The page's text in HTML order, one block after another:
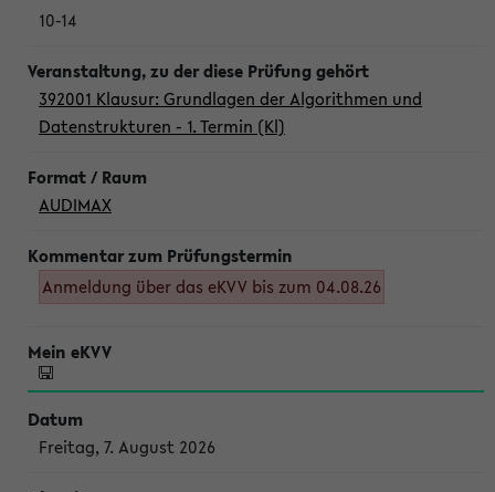
10-14
392001 Klausur: Grundlagen der Algorithmen und
Datenstrukturen - 1. Termin (Kl)
AUDIMAX
Anmeldung über das eKVV bis zum 04.08.26
Freitag, 7. August 2026